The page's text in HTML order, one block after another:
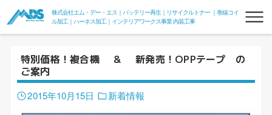
株式会社エム・デー・エス｜バッテリー再生｜リサイクルトナー ｜巻線コイ
ル加工｜ハーネス加工｜インテリアワークス事業 内装工事
特別価格！複合機 ＆ 新発売！OPPテープ の
ご案内
2015年10月15日 新着情報